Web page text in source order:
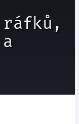
ráfků,